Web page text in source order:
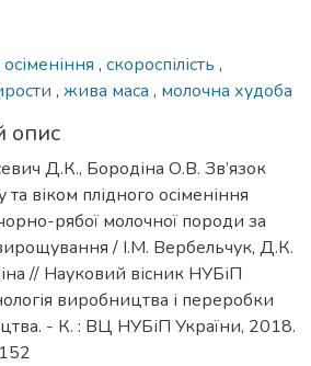
, скороспілість ,
, жива маса , молочна худоба
опис
Д.К., Бородіна О.В. Зв’язок
віком плідного осіменіння
рябої молочної породи за
/ І.М. Вербельчук, Д.К.
// Науковий вісник НУБіП
виробництва і переробки
- К. : ВЦ НУБіП України, 2018.